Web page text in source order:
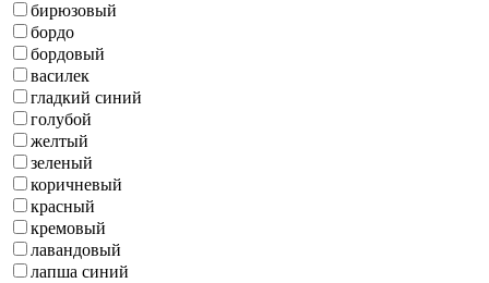
бирюзовый
бордо
бордовый
василек
гладкий синий
голубой
желтый
зеленый
коричневый
красный
кремовый
лавандовый
лапша синий